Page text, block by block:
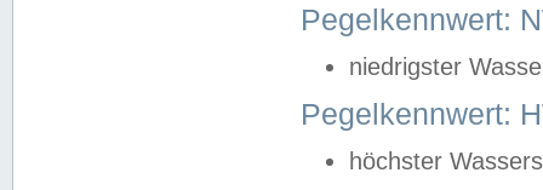
Pegelkennwert:
niedrigster
Pegelkennwert:
höchster